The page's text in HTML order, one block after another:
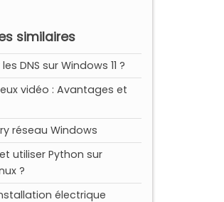
similaires
DNS sur Windows 11 ?
vidéo : Avantages et
réseau Windows
utiliser Python sur
?
électrique